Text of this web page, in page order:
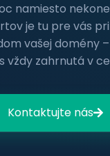
namiesto
je tu pre vás
vašej domény
vždy zahrnutá v
Kontaktujte nás